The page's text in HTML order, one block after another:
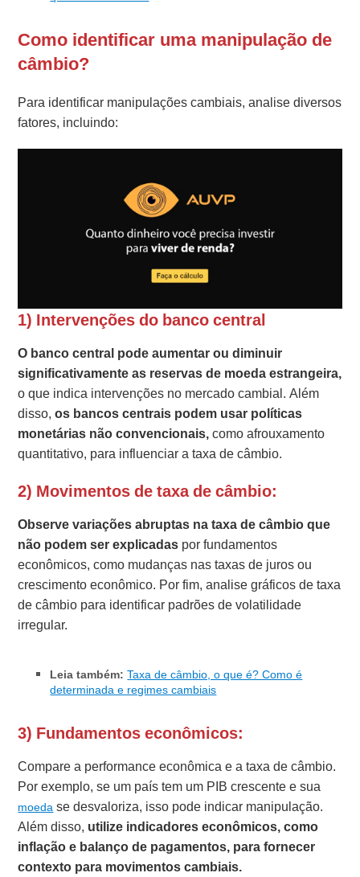
Como identificar uma manipulação de
câmbio?
Para identificar manipulações cambiais, analise diversos
fatores, incluindo:
1) Intervenções do banco central
O banco central pode aumentar ou diminuir
significativamente as reservas de moeda estrangeira,
o que indica intervenções no mercado cambial. Além
disso,os bancos centrais podem usar políticas
monetárias não convencionais,como afrouxamento
quantitativo, para influenciar a taxa de câmbio.
2) Movimentos de taxa de câmbio:
Observe variações abruptas na taxa de câmbio que
não podem ser explicadas por fundamentos
econômicos, como mudanças nas taxas de juros ou
crescimento econômico. Por fim, analise gráficos de taxa
de câmbio para identificar padrões de volatilidade
irregular.
Leia também:Taxa de câmbio, o que é? Como é
determinada e regimes cambiais
3) Fundamentos econômicos:
Compare a performance econômica e a taxa de câmbio.
Por exemplo, se um país tem um PIB crescente e sua
moeda se desvaloriza, isso pode indicar manipulação.
Além disso, utilize indicadores econômicos, como
inflação e balanço de pagamentos, para fornecer
contexto para movimentos cambiais.